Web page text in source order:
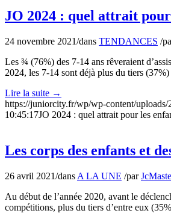
JO 2024 : quel attrait pour
24 novembre 2021/dans TENDANCES /
Les ¾ (76%) des 7-14 ans rêveraient
2024, les 7-14 sont déjà plus du tiers
Lire la suite →
https://juniorcity.fr/wp/wp-content/uploads/
10:45:17JO 2024 : quel attrait pour les
Les corps des enfants et
26 avril 2021/dans A LA UNE /par
Au début de l’année 2020, avant le
compétitions, plus du tiers d’entre eux